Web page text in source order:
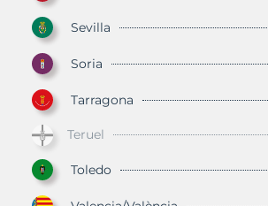
Sevilla
Soria
Tarragona
Teruel
Toledo